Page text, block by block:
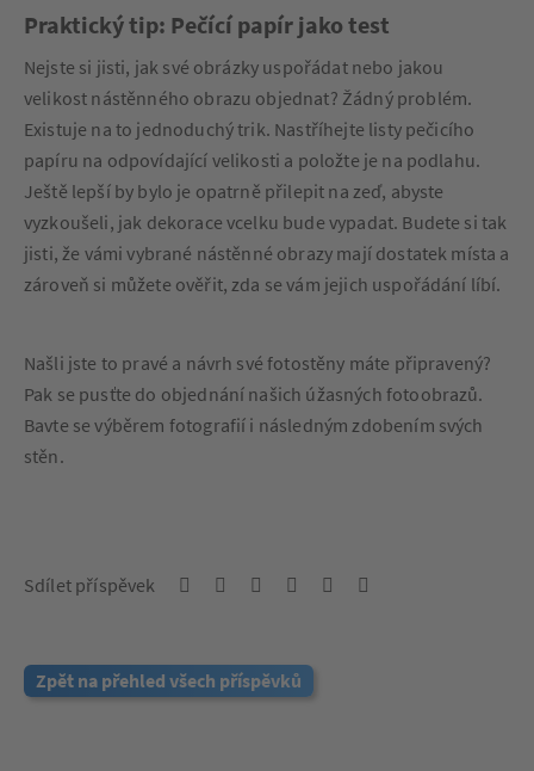
Praktický tip: Pečící papír jako test
Nejste si jisti, jak své obrázky uspořádat nebo jakou
velikost nástěnného obrazu objednat? Žádný problém.
Existuje na to jednoduchý trik. Nastříhejte listy pečicího
papíru na odpovídající velikosti a položte je na podlahu.
Ještě lepší by bylo je opatrně přilepit na zeď, abyste
vyzkoušeli, jak dekorace vcelku bude vypadat. Budete si tak
jisti, že vámi vybrané nástěnné obrazy mají dostatek místa a
zároveň si můžete ověřit, zda se vám jejich uspořádání líbí.
Našli jste to pravé a návrh své fotostěny máte připravený?
Pak se pusťte do objednání našich úžasných fotoobrazů.
Bavte se výběrem fotografií i následným zdobením svých
stěn.
Sdílet příspěvek
Zpět na přehled všech příspěvků